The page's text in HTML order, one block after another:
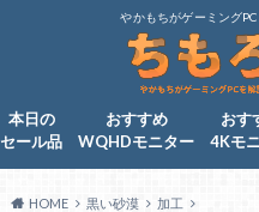
やかもちがゲーミング
本日の
セール品
おすすめ
WQHDモニター
おす
4Kモ
HOME 黒い砂漠
加工